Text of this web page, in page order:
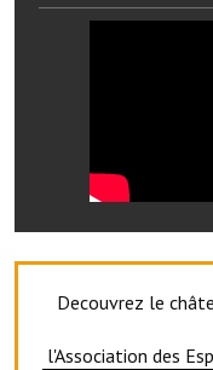
Bibliothèque
Artisans
Agents immobiliers
Réserver une salle
Salle Georges
Decouvrez le
l'Association des